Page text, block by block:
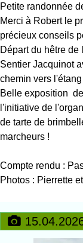
Petite randonnée
Merci à Robert le
précieux conseils
Départ du hêtre de
Sentier Jacquinot
chemin vers
Belle exposition
l'initiative de
de tarte de
marcheurs !
Compte rendu :
Photos : Pierrette